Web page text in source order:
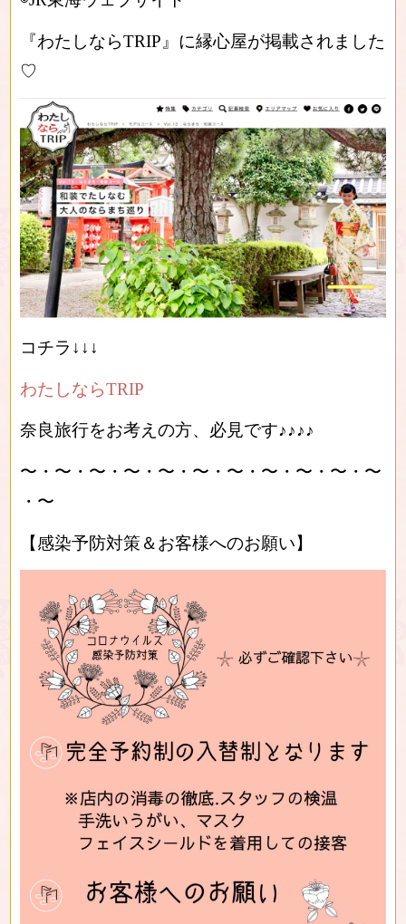
『わたしならTRIP』に縁心屋が掲載されました
♡
コチラ↓↓↓
わたしならTRIP
奈良旅行をお考えの方、必見です♪♪♪♪
〜・〜・〜・〜・〜・〜・〜・〜・〜・〜・〜
・〜
【感染予防対策＆お客様へのお願い】